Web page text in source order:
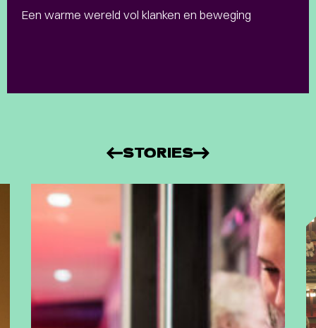
Een warme wereld vol klanken en beweging
STORIES